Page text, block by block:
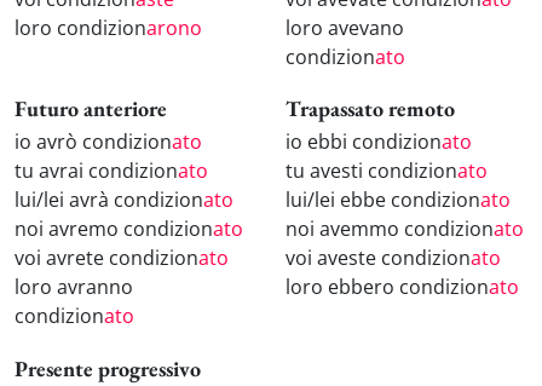
loro condizionarono
loro avevano
condizionato
Futuro anteriore
io avrò condizionato
tu avrai condizionato
lui/lei avrà condizionato
noi avremo condizionato
voi avrete condizionato
loro avranno
condizionato
Trapassato remoto
io ebbi condizionato
tu avesti condizionato
lui/lei ebbe condizionato
noi avemmo condizionato
voi aveste condizionato
loro ebbero condizionato
Presente progressivo